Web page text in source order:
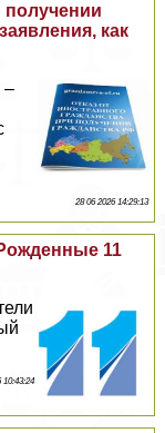
получении
как
–
28 06 2026 14:29:13
11
10:43:24